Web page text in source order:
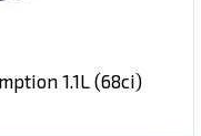
1.1L (68ci)